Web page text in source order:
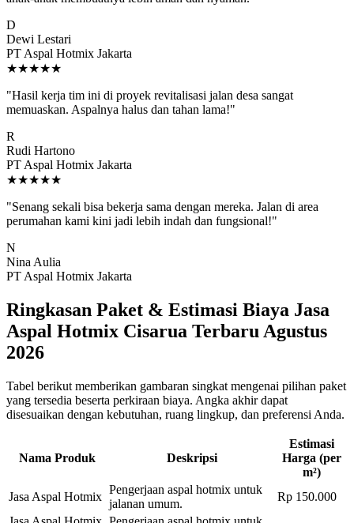
D
Dewi Lestari
PT Aspal Hotmix Jakarta
★★★★★
"Hasil kerja tim ini di proyek revitalisasi jalan desa sangat
memuaskan. Aspalnya halus dan tahan lama!"
R
Rudi Hartono
PT Aspal Hotmix Jakarta
★★★★★
"Senang sekali bisa bekerja sama dengan mereka. Jalan di area
perumahan kami kini jadi lebih indah dan fungsional!"
N
Nina Aulia
PT Aspal Hotmix Jakarta
Ringkasan Paket & Estimasi Biaya Jasa
Aspal Hotmix Cisarua Terbaru Agustus
2026
Tabel berikut memberikan gambaran singkat mengenai pilihan paket
yang tersedia beserta perkiraan biaya. Angka akhir dapat
disesuaikan dengan kebutuhan, ruang lingkup, dan preferensi Anda.
Nama Produk Deskripsi
Estimasi
Harga (per
m²)
Jasa Aspal Hotmix
Pengerjaan aspal hotmix untuk
jalanan umum.
Rp 150.000